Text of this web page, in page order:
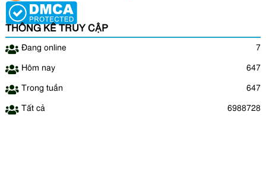
THỐNG KÊ TRUY CẬP
Đang online 7
Hôm nay 647
Trong tuần 647
Tất cả 6988728